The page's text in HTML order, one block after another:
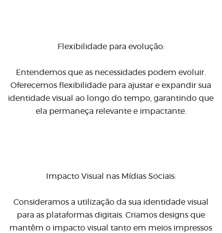
Flexibilidade para evolução:
Entendemos que as necessidades podem evoluir.
Oferecemos flexibilidade para ajustar e expandir sua
identidade visual ao longo do tempo, garantindo que
ela permaneça relevante e impactante.
Impacto Visual nas Mídias Sociais:
Consideramos a utilização da sua identidade visual
para as plataformas digitais. Criamos designs que
mantêm o impacto visual tanto em meios impressos